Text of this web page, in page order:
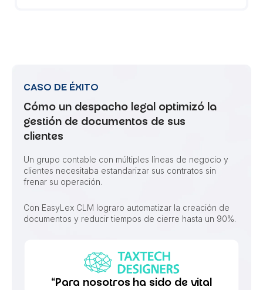
CASO DE ÉXITO
Cómo un despacho legal optimizó la
gestión de documentos de sus
clientes
Un grupo contable con múltiples líneas de negocio y
clientes necesitaba estandarizar sus contratos sin
frenar su operación.
Con EasyLex CLM lograro automatizar la creación de
documentos y reducir tiempos de cierre hasta un 90%.
“Para nosotros ha sido de vital